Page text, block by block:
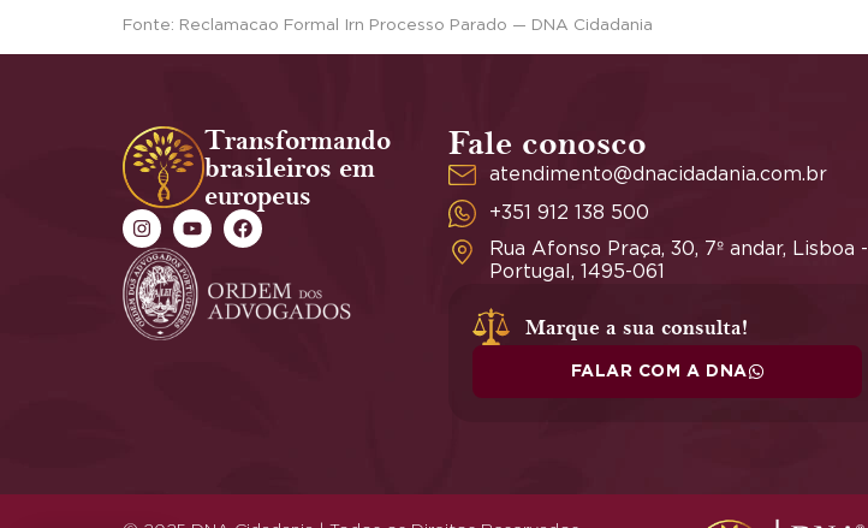
Fonte: Reclamacao Formal Irn Processo Parado — DNA Cidadania
Transformando
brasileiros em
europeus
Fale conosco
atendimento@dnacidadania.com.br
+351 912 138 500
Rua Afonso Praça, 30, 7º andar, Lisboa -
Portugal, 1495-061
Marque a sua consulta!
FALAR COM A DNA